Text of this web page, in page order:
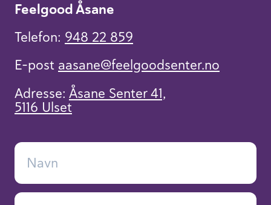
Feelgood Åsane
Telefon: 948 22 859
E-post aasane​@feelgoodsenter.no
Adresse: Åsane Senter 41,
5116 Ulset